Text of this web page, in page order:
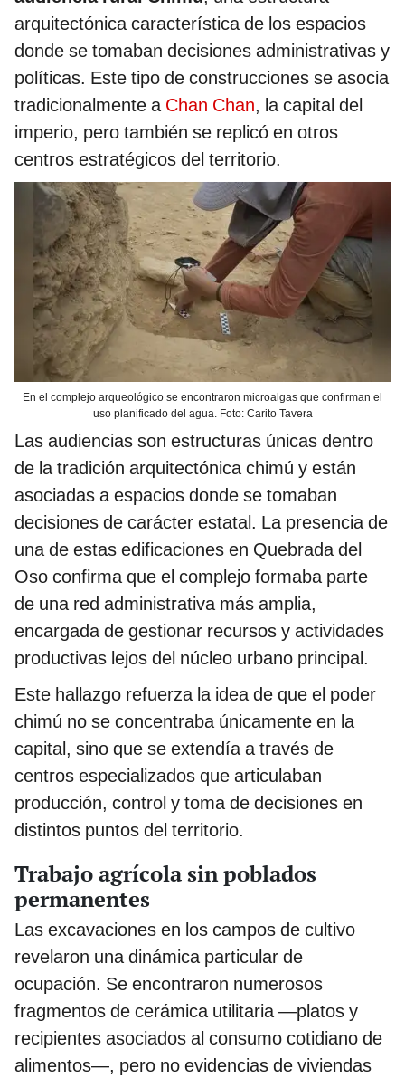
arquitectónica característica de los espacios
donde se tomaban decisiones administrativas y
políticas. Este tipo de construcciones se asocia
tradicionalmente a Chan Chan, la capital del
imperio, pero también se replicó en otros
centros estratégicos del territorio.
En el complejo arqueológico se encontraron microalgas que confirman el
uso planificado del agua. Foto: Carito Tavera
Las audiencias son estructuras únicas dentro
de la tradición arquitectónica chimú y están
asociadas a espacios donde se tomaban
decisiones de carácter estatal. La presencia de
una de estas edificaciones en Quebrada del
Oso confirma que el complejo formaba parte
de una red administrativa más amplia,
encargada de gestionar recursos y actividades
productivas lejos del núcleo urbano principal.
Este hallazgo refuerza la idea de que el poder
chimú no se concentraba únicamente en la
capital, sino que se extendía a través de
centros especializados que articulaban
producción, control y toma de decisiones en
distintos puntos del territorio.
Trabajo agrícola sin poblados
permanentes
Las excavaciones en los campos de cultivo
revelaron una dinámica particular de
ocupación. Se encontraron numerosos
fragmentos de cerámica utilitaria —platos y
recipientes asociados al consumo cotidiano de
alimentos—, pero no evidencias de viviendas